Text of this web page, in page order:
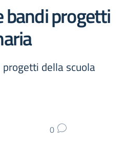
bandi progetti
della scuola
0